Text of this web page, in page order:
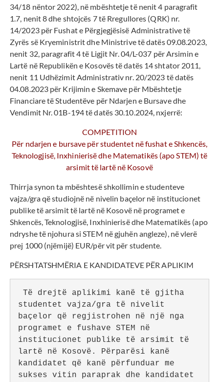
34/18 nëntor 2022), në mbështetje të nenit 4 paragrafit
1.7, nenit 8 dhe shtojcës 7 të Rregullores (QRK) nr.
14/2023 për Fushat e Përgjegjësisë Administrative të
Zyrës së Kryeministrit dhe Ministrive të datës 09.08.2023,
nenit 32, paragrafit 4 të Ligjit Nr. 04/L-037 për Arsimin e
Lartë në Republikën e Kosovës të datës 14 shtator 2011,
nenit 11 Udhëzimit Administrativ nr. 20/2023 të datës
04.08.2023 për Krijimin e Skemave për Mbështetje
Financiare të Studentëve për Ndarjen e Bursave dhe
Vendimit Nr. 01B-194 të datës 30.10.2024, nxjerrë:
COMPETITION
Për ndarjen e bursave për studentet në fushat e Shkencës,
Teknologjisë, Inxhinierisë dhe Matematikës (apo STEM) të
arsimit të lartë në Kosovë
Thirrja synon ta mbështesë shkollimin e studenteve
vajza/gra që studiojnë në nivelin baçelor në institucionet
publike të arsimit të lartë në Kosovë në programet e
Shkencës, Teknologjisë, Inxhinierisë dhe Matematikës (apo
ndryshe të njohura si STEM në gjuhën angleze), në vlerë
prej 1000 (njëmijë) EUR/për vit për studente.
PËRSHTATSHMËRIA E KANDIDATEVE PËR APLIKIM
studentet vajza/gra të nivelit
baçelor që regjistrohen në një nga
programet e fushave STEM në
institucionet publike të arsimit të
lartë në Kosovë. Përparësi kanë
kandidatet që kanë përfunduar me
sukses vitin paraprak dhe kandidatet